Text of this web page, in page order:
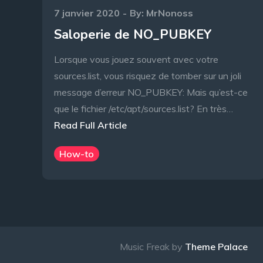
Posted
on
7 janvier 2020 By: MrNonoss
Saloperie de NO_PUBKEY
Lorsque vous jouez souvent avec votre
sources.list, vous risquez de tomber sur un joli
message d’erreur NO_PUBKEY: Mais qu’est-ce
que le fichier /etc/apt/sources.list? En très…
Read Full Article
How-to
Music Freak by Theme Palace